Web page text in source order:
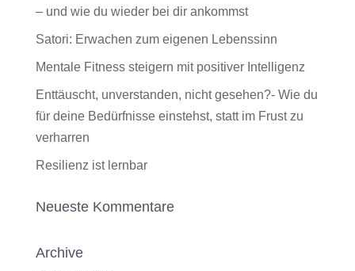
– und wie du wieder bei dir ankommst
Satori: Erwachen zum eigenen Lebenssinn
Mentale Fitness steigern mit positiver Intelligenz
Enttäuscht, unverstanden, nicht gesehen?- Wie du
für deine Bedürfnisse einstehst, statt im Frust zu
verharren
Resilienz ist lernbar
Neueste Kommentare
Archive